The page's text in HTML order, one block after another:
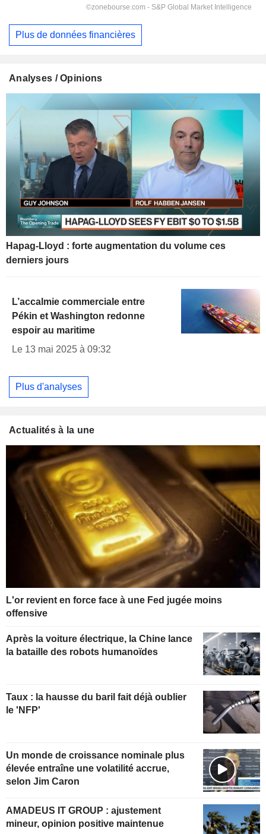
Plus de données financières
Analyses / Opinions
Hapag-Lloyd : forte augmentation du volume ces
derniers jours
L’accalmie commerciale entre
Pékin et Washington redonne
espoir au maritime
Le 13 mai 2025 à 09:32
Plus d'analyses
Actualités à la une
L'or revient en force face à une Fed jugée moins
offensive
Après la voiture électrique, la Chine lance
la bataille des robots humanoïdes
Taux : la hausse du baril fait déjà oublier
le 'NFP'
Un monde de croissance nominale plus
élevée entraîne une volatilité accrue,
selon Jim Caron
AMADEUS IT GROUP : ajustement
mineur, opinion positive maintenue